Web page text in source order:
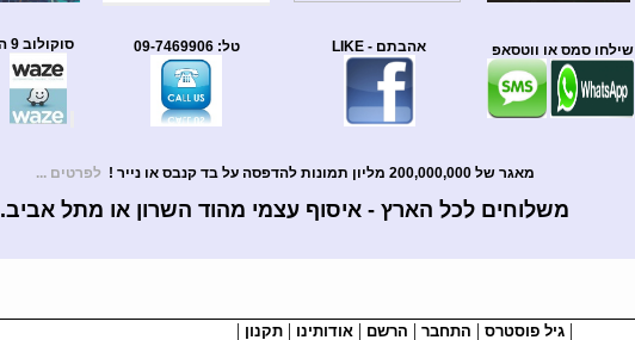
שילחו סמס או ווטסאפ אהבתם - LIKE טל: 09-7469906 סוקולוב 9 הוד השרון
מאגר של 200,000,000 מליון תמונות להדפסה על בד קנבס או נייר ! לפרטים ...
משלוחים לכל הארץ - איסוף עצמי מהוד השרון או מתל אביב.
| גיל פוסטרס | התחבר | הרשם | אודותינו | תקנון |